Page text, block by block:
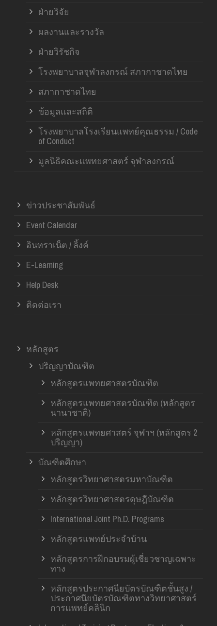
ฝ่ายวิจัย
ผลงานและรางวัล
ฝ่ายวิรัชกิจ
โรงพยาบาลจุฬาลงกรณ์ สภากาชาดไทย
สภากาชาดไทย
ข้อมูลและสถิติ
โรงพยาบาลโรงเรียนแพทย์คุณธรรม / Code
of Conduct
มูลนิธิคณะแพทยศาสตร์ จุฬาลงกรณ์
ข่าวประชาสัมพันธ์
Event Calendar
อินทราเน็ต / ลิ้งค์
E-Learning
Help Desk
ติดต่อเรา
หลักสูตร
ปริญญาบัณฑิต
หลักสูตรแพทยศาสตรบัณฑิต
หลักสูตรแพทยศาสตรบัณฑิต (หลักสูตร
นานาชาติ)
หลักสูตรแพทยศาสตร์ จุฬาฯ (หลักสูตร 2
ปริญญา)
บัณฑิตศึกษา
หลักสูตรวิทยาศาสตรมหาบัณฑิต
หลักสูตรวิทยาศาสตรดุษฎีบัณฑิต
International Joint Ph.D. Programs
หลักสูตรแพทย์ประจำบ้าน
หลักสูตรการฝึกอบรมผู้เชี่ยวชาญเฉพาะ
ทาง
หลักสูตรประกาศนียบัตรบัณฑิตชั้นสูง /
ประกาศนียบัตรบัณฑิตทางวิทยาศาสตร์
การแพทย์คลินิก